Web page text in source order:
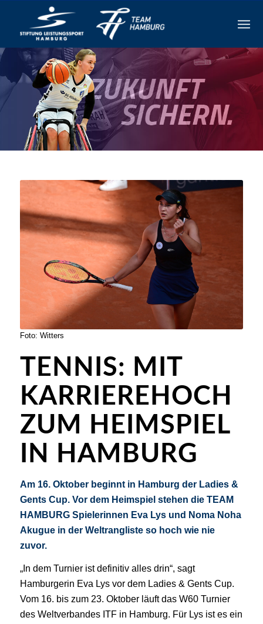
Foto: Witters
TENNIS: MIT
KARRIEREHOCH
ZUM HEIMSPIEL
IN HAMBURG
Am 16. Oktober beginnt in Hamburg der Ladies &
Gents Cup. Vor dem Heimspiel stehen die TEAM
HAMBURG Spielerinnen Eva Lys und Noma Noha
Akugue in der Weltrangliste so hoch wie nie
zuvor.
„In dem Turnier ist definitiv alles drin“, sagt
Hamburgerin Eva Lys vor dem Ladies & Gents Cup.
Vom 16. bis zum 23. Oktober läuft das W60 Turnier
des Weltverbandes ITF in Hamburg. Für Lys ist es ein